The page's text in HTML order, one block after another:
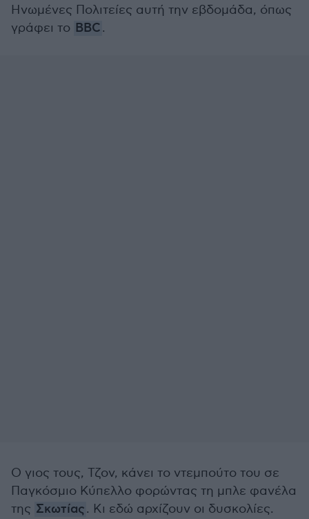
Ηνωμένες Πολιτείες αυτή την εβδομάδα, όπως
γράφει το BBC.
Ο γιος τους, Τζον, κάνει το ντεμπούτο του σε
Παγκόσμιο Κύπελλο φορώντας τη μπλε φανέλα
της Σκωτίας. Κι εδώ αρχίζουν οι δυσκολίες.